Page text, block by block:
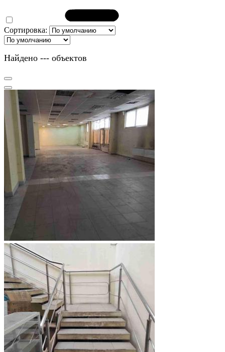
Сортировка:
Найдено --- объектов